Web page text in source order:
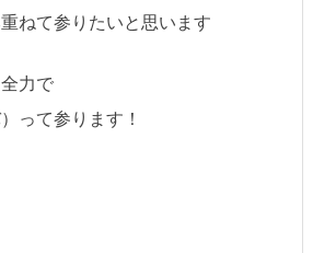
ねて参りたいと思います
力で
って参ります！